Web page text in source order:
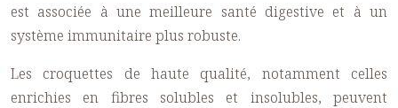
est associée à une meilleure santé digestive et à un
système immunitaire plus robuste.
Les croquettes de haute qualité, notamment celles
enrichies en fibres solubles et insolubles, peuvent